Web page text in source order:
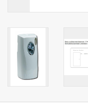
Verpakking
Kantoorbenodigdheden